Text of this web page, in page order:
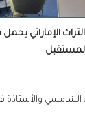
التراث الإماراتي
الشامسي والأستاذة